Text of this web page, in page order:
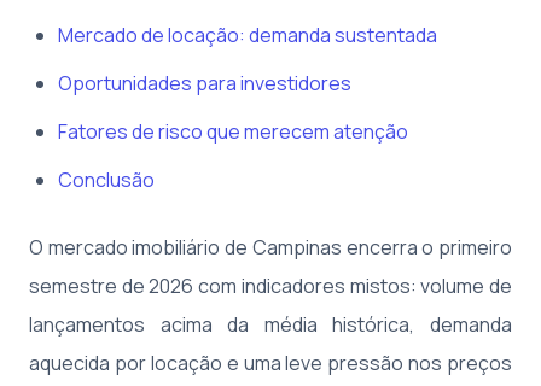
Mercado de locação: demanda sustentada
Oportunidades para investidores
Fatores de risco que merecem atenção
Conclusão
O mercado imobiliário de Campinas encerra o primeiro
semestre de 2026 com indicadores mistos: volume de
lançamentos acima da média histórica, demanda
aquecida por locação e uma leve pressão nos preços